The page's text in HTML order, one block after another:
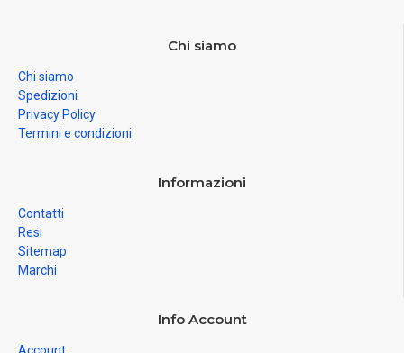
Chi siamo
Chi siamo
Spedizioni
Privacy Policy
Termini e condizioni
Informazioni
Contatti
Resi
Sitemap
Marchi
Info Account